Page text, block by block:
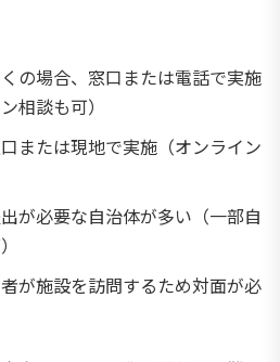
の場合、窓口または電話で実施
相談も可）
または現地で実施（オンライン
が必要な自治体が多い（一部自
が施設を訪問するため対面が必